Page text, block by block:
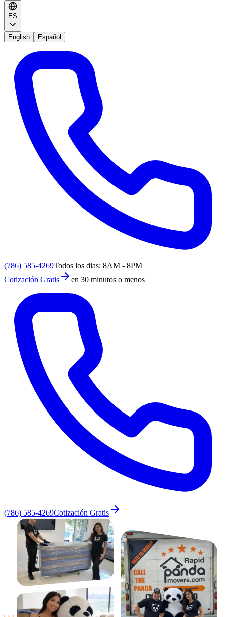
ES
English Español
(786) 585-4269Todos los dias: 8AM - 8PM
Cotización Gratis
en 30 minutos o menos
(786) 585-4269Cotización Gratis